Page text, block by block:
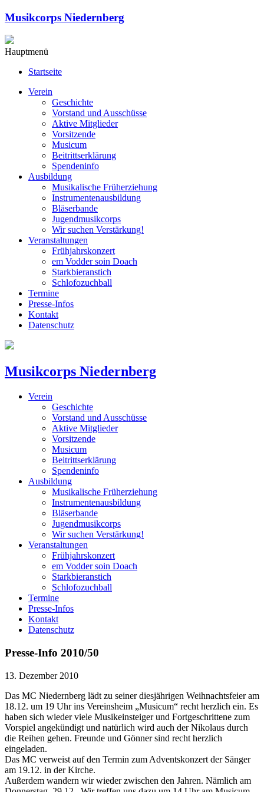
Musikcorps Niedernberg
Hauptmenü
Startseite
Verein
Geschichte
Vorstand und Ausschüsse
Aktive Mitglieder
Vorsitzende
Musicum
Beitrittserklärung
Spendeninfo
Ausbildung
Musikalische Früherziehung
Instrumentenausbildung
Bläserbande
Jugendmusikcorps
Wir suchen Verstärkung!
Veranstaltungen
Frühjahrskonzert
em Vodder soin Doach
Starkbieranstich
Schlofozuchball
Termine
Presse-Infos
Kontakt
Datenschutz
Musikcorps Niedernberg
Verein
Geschichte
Vorstand und Ausschüsse
Aktive Mitglieder
Vorsitzende
Musicum
Beitrittserklärung
Spendeninfo
Ausbildung
Musikalische Früherziehung
Instrumentenausbildung
Bläserbande
Jugendmusikcorps
Wir suchen Verstärkung!
Veranstaltungen
Frühjahrskonzert
em Vodder soin Doach
Starkbieranstich
Schlofozuchball
Termine
Presse-Infos
Kontakt
Datenschutz
Presse-Info 2010/50
13. Dezember 2010
Das MC Niedernberg lädt zu seiner diesjährigen Weihnachtsfeier am
18.12. um 19 Uhr ins Vereinsheim „Musicum“ recht herzlich ein. Es
haben sich wieder viele Musikeinsteiger und Fortgeschrittene zum
Vorspiel angekündigt und natürlich wird auch der Nikolaus durch
die Reihen gehen. Freunde und Gönner sind recht herzlich
eingeladen.
Das MC verweist auf den Termin zum Adventskonzert der Sänger
am 19.12. in der Kirche.
Außerdem wandern wir wieder zwischen den Jahren. Nämlich am